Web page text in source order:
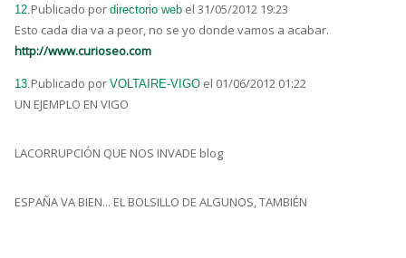
12.Publicado por directorio web el 31/05/2012 19:23
Esto cada dia va a peor, no se yo donde vamos a acabar.
http://www.curioseo.com
13.Publicado por VOLTAIRE-VIGO el 01/06/2012 01:22
UN EJEMPLO EN VIGO
LACORRUPCIÓN QUE NOS INVADE blog
ESPAÑA VA BIEN... EL BOLSILLO DE ALGUNOS, TAMBIÉN